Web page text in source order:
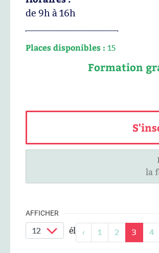
de 9h à 16h
Places disponibles : 15
Formation
la
‹ 1 2 3 4
AFFICHER
éléments / page